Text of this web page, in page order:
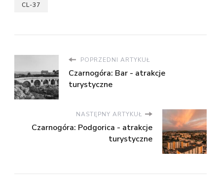
CL-37
POPRZEDNI ARTYKUŁ
Czarnogóra: Bar - atrakcje
turystyczne
NASTĘPNY ARTYKUŁ
Czarnogóra: Podgorica - atrakcje
turystyczne